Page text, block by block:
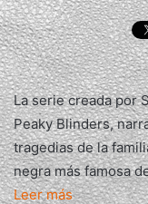
La serie creada por
Peaky Blinders,
tragedias de la
negra más famosa
Leer más